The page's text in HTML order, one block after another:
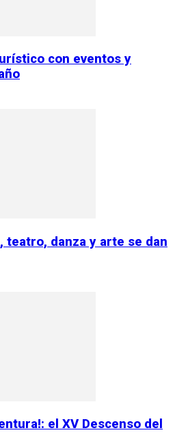
con eventos y
teatro, danza y arte se dan
el XV Descenso del